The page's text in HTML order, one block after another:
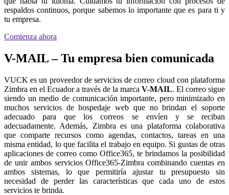
respaldos continuos, porque sabemos lo importante que es para ti y
tu empresa.
Comienza ahora
V-MAIL – Tu empresa bien comunicada
VUCK es un proveedor de servicios de correo cloud con plataforma
Zimbra en el Ecuador a través de la marca V-MAIL. El correo sigue
siendo un medio de comunicación importante, pero minimizado en
muchos servicios de hospedaje web que no brindan el soporte
adecuado para que los correos se envíen y se reciban
adecuadamente. Además, Zimbra es una plataforma colaborativa
que comparte recursos como agendas, contactos, tareas en una
misma entidad, lo que facilita el trabajo en equipo. Si gustas de otras
aplicaciones de correo como Office365, te brindamos la posibilidad
de unir ambos servicios Office365-Zimbra combinando cuentas en
ambos sistemas, lo que permitiría ajustar tu presupuesto sin
necesidad de perder las características que cada uno de estos
servicios te brinda.